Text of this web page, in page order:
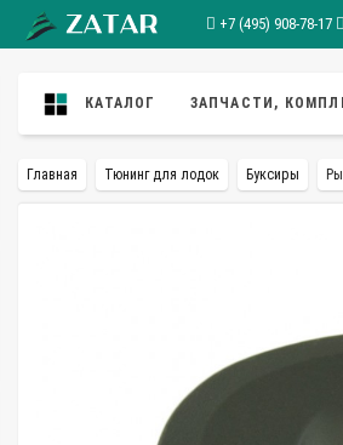
+7 (495) 908-78-17
КАТАЛОГ ЗАПЧАСТИ,
Главная Тюнинг для лодок Буксиры